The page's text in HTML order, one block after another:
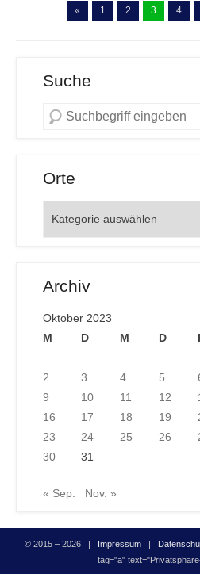
« 1 2 3 4
Suche
Orte
Archiv
Oktober 2023
M
D M D
2
3 4 5
9
10 11 12
16
17 18 19
23
24 25 26
30
31
« Sep. Nov. »
© 2015 – 2026 | Impressum|
tag="a"